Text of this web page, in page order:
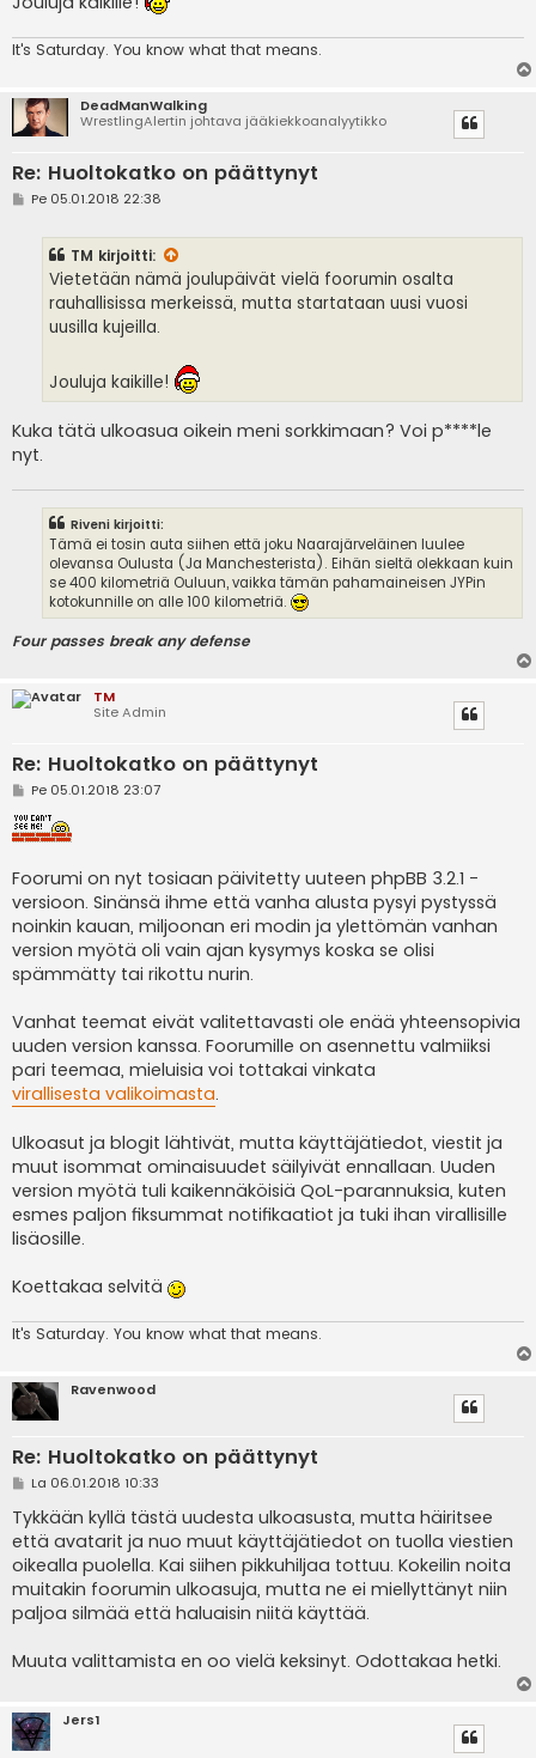
It's Saturday. You know what that means.
DeadManWalking
WrestlingAlertin johtava jääkiekkoanalyytikko
Re: Huoltokatko on päättynyt
VPe 05.01.2018 22:38
TM kirjoitti:
Vietetään nämä joulupäivät vielä foorumin osalta
rauhallisissa merkeissä, mutta startataan uusi vuosi
uusilla kujeilla.
Jouluja kaikille!
Kuka tätä ulkoasua oikein meni sorkkimaan? Voi p****le
nyt.
Riveni kirjoitti:
Tämä ei tosin auta siihen että joku Naarajärveläinen luulee
olevansa Oulusta (Ja Manchesterista). Eihän sieltä olekkaan kuin
se 400 kilometriä Ouluun, vaikka tämän pahamaineisen JYPin
kotokunnille on alle 100 kilometriä.
Four passes break any defense
TM
Site Admin
Re: Huoltokatko on päättynyt
V
e
s
Pe 05.01.2018 23:07
Foorumi on nyt tosiaan päivitetty uuteen phpBB 3.2.1 -
versioon. Sinänsä ihme että vanha alusta pysyi pystyssä
noinkin kauan, miljoonan eri modin ja ylettömän vanhan
version myötä oli vain ajan kysymys koska se olisi
spämmätty tai rikottu nurin.
Vanhat teemat eivät valitettavasti ole enää yhteensopivia
uuden version kanssa. Foorumille on asennettu valmiiksi
pari teemaa, mieluisia voi tottakai vinkata
virallisesta valikoimasta.
Ulkoasut ja blogit lähtivät, mutta käyttäjätiedot, viestit ja
muut isommat ominaisuudet säilyivät ennallaan. Uuden
version myötä tuli kaikennäköisiä QoL-parannuksia, kuten
esmes paljon fiksummat notifikaatiot ja tuki ihan virallisille
lisäosille.
Koettakaa selvitä
It's Saturday. You know what that means.
Ravenwood
Re: Huoltokatko on päättynyt
V
e
s
t
i
La 06.01.2018 10:33
Tykkään kyllä tästä uudesta ulkoasusta, mutta häiritsee
että avatarit ja nuo muut käyttäjätiedot on tuolla viestien
oikealla puolella. Kai siihen pikkuhiljaa tottuu. Kokeilin noita
muitakin foorumin ulkoasuja, mutta ne ei miellyttänyt niin
paljoa silmää että haluaisin niitä käyttää.
Muuta valittamista en oo vielä keksinyt. Odottakaa hetki.
Jers1